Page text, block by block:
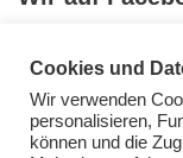
Cookies und
Wir verwenden
personalisieren,
können und die